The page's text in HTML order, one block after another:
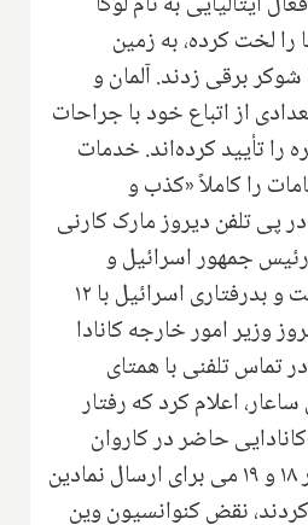
لخت کرده، به زمین
شوکر برقی زدند. آلمان و
از اتباع خود با جراحات
تأیید کرده‌اند. خدمات
را کاملاً «کذب و
پی تلفن دیروز مارک کارنی
جمهور اسرائیل و
اعتراض وی به بازداشت و بدرفتاری اسرائیل با ۱۲
وزیر امور خارجه کانادا
در تماس تلفنی با همتای
اعلام کرد که رفتار
شهروند کانادایی حاضر در کاروان
کشتی‌های آزادی که در ۱۸ و ۱۹ می برای ارسال نمادین
نقض کنوانسیون وین